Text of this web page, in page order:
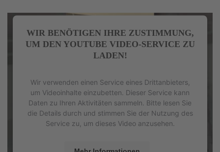
WIR BENÖTIGEN IHRE ZUSTIMMUNG,
UM DEN YOUTUBE VIDEO-SERVICE ZU
LADEN!
Wir verwenden einen Service eines Drittanbieters,
um Videoinhalte einzubetten. Dieser Service kann
Daten zu Ihren Aktivitäten sammeln. Bitte lesen Sie
die Details durch und stimmen Sie der Nutzung des
Service zu, um dieses Video anzusehen.